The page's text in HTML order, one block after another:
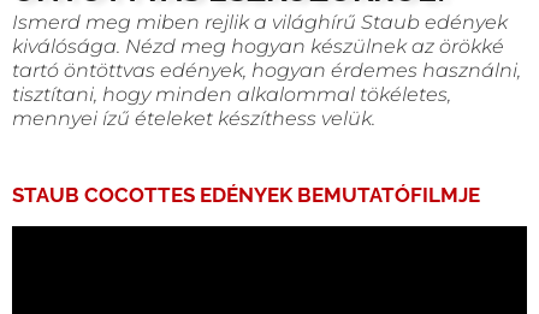
Ismerd meg miben rejlik a világhírű Staub edények
kiválósága. Nézd meg hogyan készülnek az örökké
tartó öntöttvas edények, hogyan érdemes használni,
tisztítani, hogy minden alkalommal tökéletes,
mennyei ízű ételeket készíthess velük.
STAUB COCOTTES EDÉNYEK BEMUTATÓFILMJE